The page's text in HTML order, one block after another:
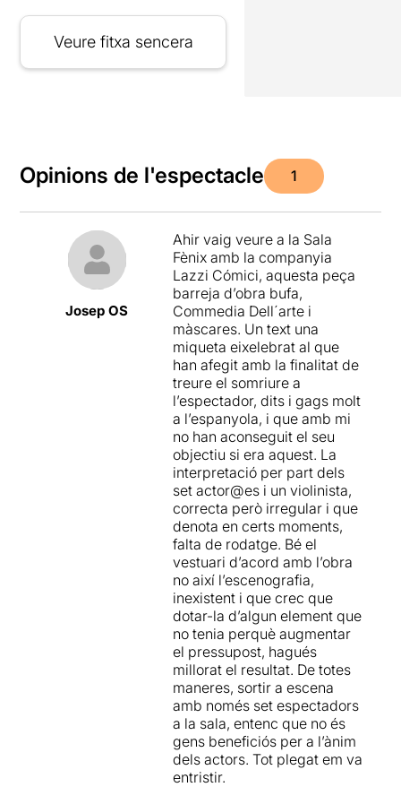
Veure fitxa sencera
Opinions de l'espectacle 1
Josep OS
Ahir vaig veure a la Sala
Fènix amb la companyia
Lazzi Cómici, aquesta peça
barreja d’obra bufa,
Commedia Dell´arte i
màscares. Un text una
miqueta eixelebrat al que
han afegit amb la finalitat de
treure el somriure a
l’espectador, dits i gags molt
a l’espanyola, i que amb mi
no han aconseguit el seu
objectiu si era aquest. La
interpretació per part dels
set actor@es i un violinista,
correcta però irregular i que
denota en certs moments,
falta de rodatge. Bé el
vestuari d’acord amb l’obra
no així l’escenografia,
inexistent i que crec que
dotar-la d’algun element que
no tenia perquè augmentar
el pressupost, hagués
millorat el resultat. De totes
maneres, sortir a escena
amb només set espectadors
a la sala, entenc que no és
gens beneficiós per a l’ànim
dels actors. Tot plegat em va
entristir.